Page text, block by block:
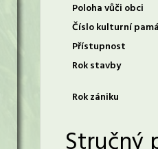
Poloha vůči obci
Číslo kulturní
Přístupnost
Rok stavby
Rok zániku